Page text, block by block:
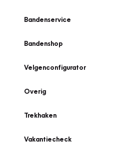
Bandenservice
Bandenshop
Velgenconfigurator
Overig
Trekhaken
Vakantiecheck